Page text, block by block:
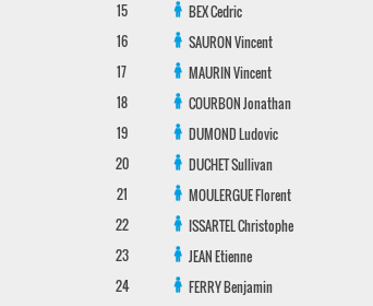
15
BEXCedric
16
SAURONVincent
17
MAURINVincent
18
COURBONJonathan
19
DUMONDLudovic
20
DUCHETSullivan
21
MOULERGUEFlorent
22
ISSARTELChristophe
23
JEANEtienne
24
FERRYBenjamin